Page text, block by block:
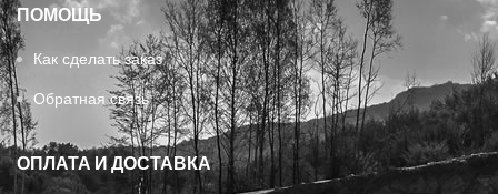
ПОМОЩЬ
Как сделать заказ
Обратная связь
ОПЛАТА И ДОСТАВКА